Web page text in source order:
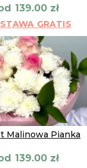
139.00 zł
GRATIS
Malinowa Pianka
139.00 zł